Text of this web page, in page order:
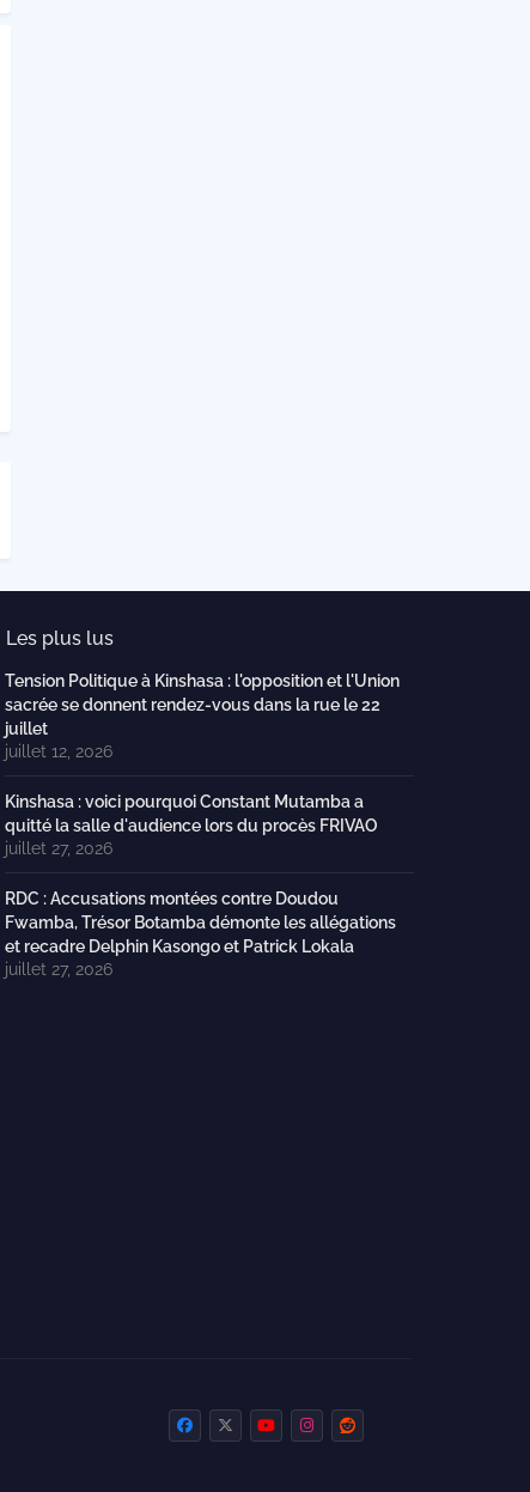
Les plus lus
Tension Politique à Kinshasa : l'opposition et l'Union
sacrée se donnent rendez-vous dans la rue le 22
juillet
juillet 12, 2026
Kinshasa : voici pourquoi Constant Mutamba a
quitté la salle d'audience lors du procès FRIVAO
juillet 27, 2026
RDC : Accusations montées contre Doudou
Fwamba, Trésor Botamba démonte les allégations
et recadre Delphin Kasongo et Patrick Lokala
juillet 27, 2026